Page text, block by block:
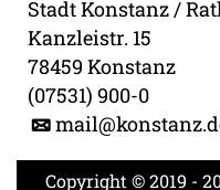
Stadt Konstanz /
Kanzleistr. 15
78459 Konstanz
(07531) 900-0
Copyright © 2019 -